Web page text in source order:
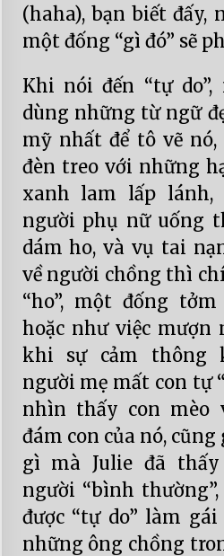
(haha), bạn biết đấy,
một đống “gì đó” sẽ
Khi nói đến “tự
dùng những từ ngữ
mỹ nhất để tô vẽ
đèn treo với những
xanh lam lấp lánh,
người phụ nữ uống
dám ho, và vụ tai
về người chồng thì
“ho”, một đống
hoặc như việc mượn
khi sự cảm thông
người mẹ mất con tự
nhìn thấy con mèo
đám con của nó,
gì mà Julie đã
người “bình
được “tự do” làm
những ông chồng